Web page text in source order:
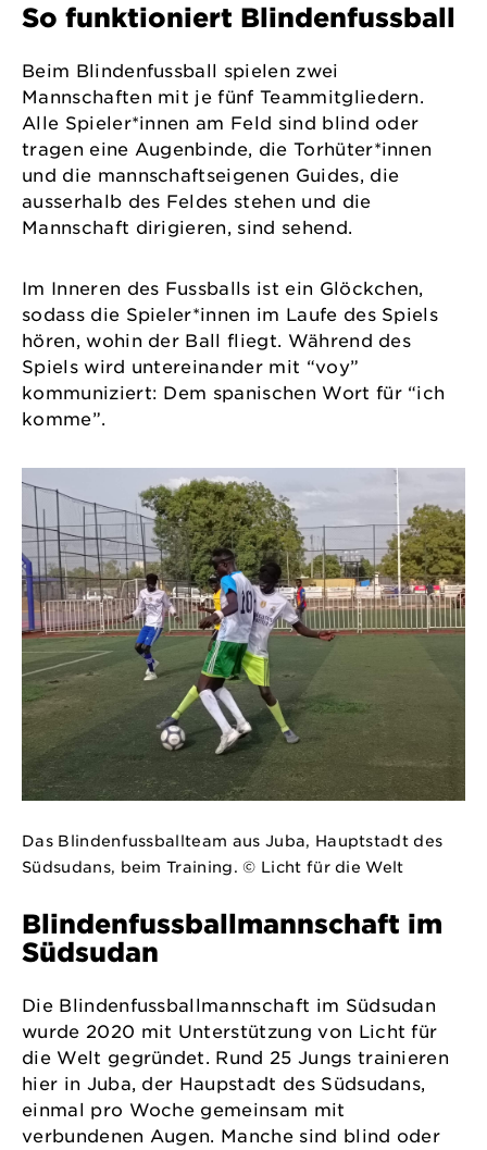
So funktioniert Blindenfussball
Beim Blindenfussball spielen zwei
Mannschaften mit je fünf Teammitgliedern.
Alle Spieler*innen am Feld sind blind oder
tragen eine Augenbinde, die Torhüter*innen
und die mannschaftseigenen Guides, die
ausserhalb des Feldes stehen und die
Mannschaft dirigieren, sind sehend.
Im Inneren des Fussballs ist ein Glöckchen,
sodass die Spieler*innen im Laufe des Spiels
hören, wohin der Ball fliegt. Während des
Spiels wird untereinander mit “voy”
kommuniziert: Dem spanischen Wort für “ich
komme”.
Das Blindenfussballteam aus Juba, Hauptstadt des
Südsudans, beim Training. © Licht für die Welt
Blindenfussballmannschaft im
Südsudan
Die Blindenfussballmannschaft im Südsudan
wurde 2020 mit Unterstützung von Licht für
die Welt gegründet. Rund 25 Jungs trainieren
hier in Juba, der Haupstadt des Südsudans,
einmal pro Woche gemeinsam mit
verbundenen Augen. Manche sind blind oder